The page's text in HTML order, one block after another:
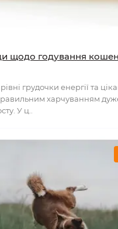
щодо годування
грудочки енергії та
харчуванням
У ц..